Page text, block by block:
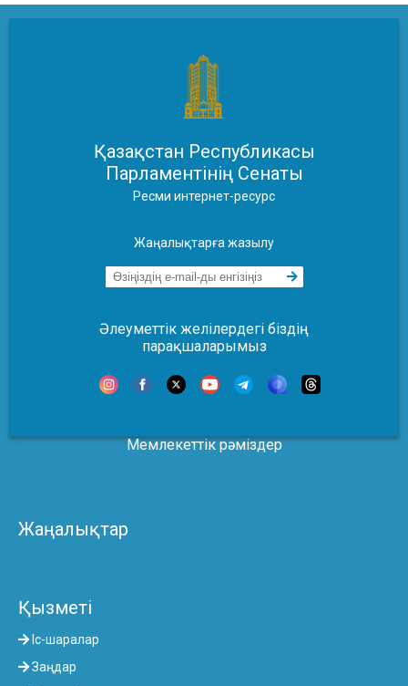
Қазақстан Республикасы
Парламентінің Сенаты
Ресми интернет-ресурс
Жаңалықтарға жазылу
Әлеуметтік желілердегі біздің
парақшаларымыз
Мемлекеттік рәміздер
Жаңалықтар
Қызметі
Іс-шаралар
Заңдар